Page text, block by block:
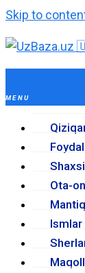
Skip to
Ota-
Ismlar